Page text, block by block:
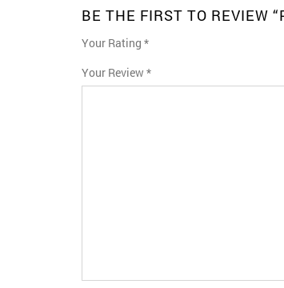
BE THE FIRST TO
Your Rating *
Your Review *